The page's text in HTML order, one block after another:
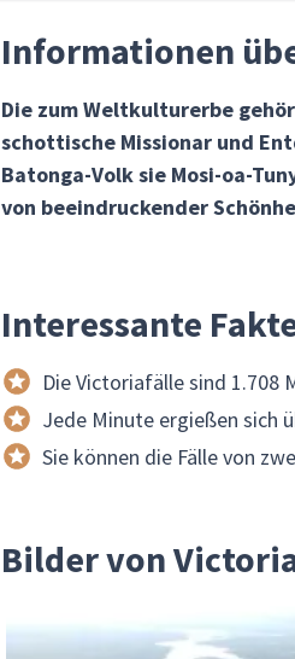
Informationen
Die zum Weltkulturerbe
schottische Missionar und
Batonga-Volk sie Mosi-oa-
von beeindruckender
Interessante
Die Victoriafälle sind 1.708
Jede Minute ergießen sich
Sie können die Fälle von
Bilder von